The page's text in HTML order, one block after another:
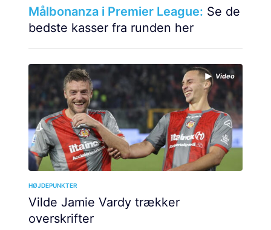
Målbonanza i Premier League: Se de
bedste kasser fra runden her
Video
HØJDEPUNKTER
Vilde Jamie Vardy trækker
overskrifter